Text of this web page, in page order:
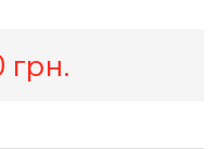
грн.